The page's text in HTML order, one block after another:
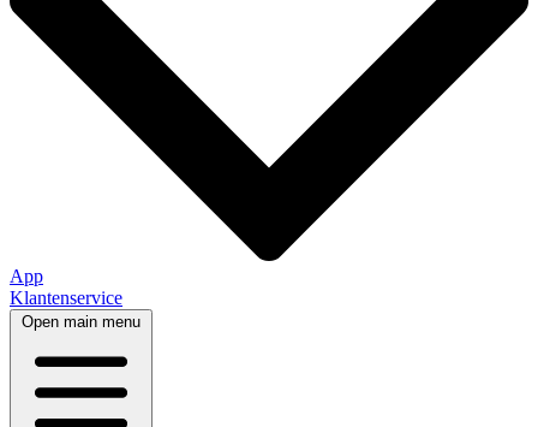
App
Klantenservice
Open main menu